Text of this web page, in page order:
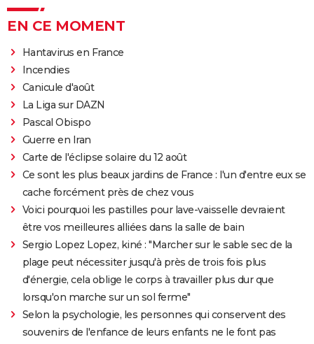
EN CE MOMENT
Hantavirus en France
Incendies
Canicule d'août
La Liga sur DAZN
Pascal Obispo
Guerre en Iran
Carte de l'éclipse solaire du 12 août
Ce sont les plus beaux jardins de France : l'un d'entre eux se
cache forcément près de chez vous
Voici pourquoi les pastilles pour lave-vaisselle devraient
être vos meilleures alliées dans la salle de bain
Sergio Lopez Lopez, kiné : "Marcher sur le sable sec de la
plage peut nécessiter jusqu'à près de trois fois plus
d'énergie, cela oblige le corps à travailler plus dur que
lorsqu'on marche sur un sol ferme"
Selon la psychologie, les personnes qui conservent des
souvenirs de l'enfance de leurs enfants ne le font pas